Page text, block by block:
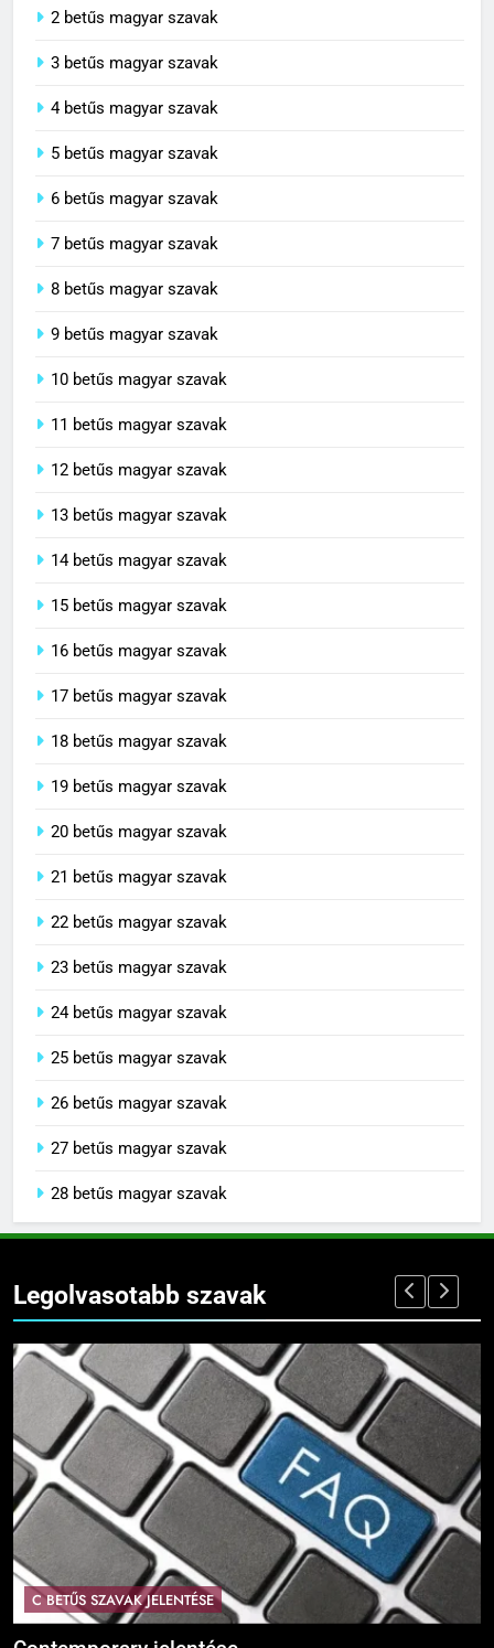
2 betűs magyar szavak
3 betűs magyar szavak
4 betűs magyar szavak
5 betűs magyar szavak
6 betűs magyar szavak
7 betűs magyar szavak
8 betűs magyar szavak
9 betűs magyar szavak
10 betűs magyar szavak
11 betűs magyar szavak
12 betűs magyar szavak
13 betűs magyar szavak
14 betűs magyar szavak
15 betűs magyar szavak
16 betűs magyar szavak
17 betűs magyar szavak
18 betűs magyar szavak
19 betűs magyar szavak
20 betűs magyar szavak
21 betűs magyar szavak
22 betűs magyar szavak
23 betűs magyar szavak
24 betűs magyar szavak
25 betűs magyar szavak
26 betűs magyar szavak
27 betűs magyar szavak
28 betűs magyar szavak
Legolvasotabb szavak
C BETŰS SZAVAK JELENTÉSE